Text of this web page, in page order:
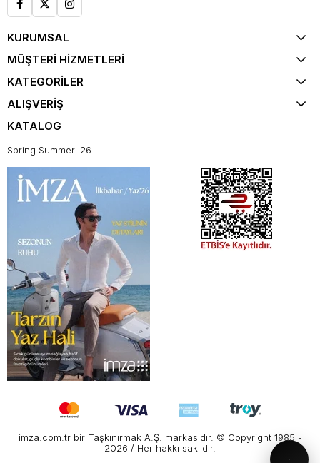
KURUMSAL
MÜŞTERİ HİZMETLERİ
KATEGORİLER
ALIŞVERİŞ
KATALOG
Spring Summer '26
imza.com.tr bir Taşkınırmak A.Ş. markasıdır. © Copyright 1985 -
2026 / Her hakkı saklıdır.